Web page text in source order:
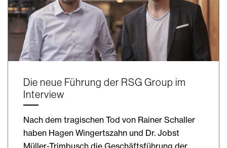
Die neue Führung der RSG Group im
Interview
Nach dem tragischen Tod von Rainer Schaller
haben Hagen Wingertszahn und Dr. Jobst